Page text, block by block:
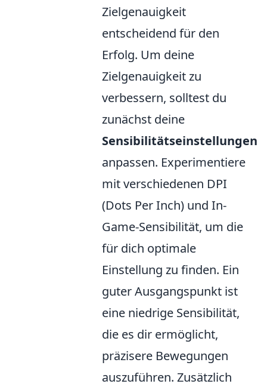
Zielgenauigkeit
entscheidend für den
Erfolg. Um deine
Zielgenauigkeit zu
verbessern, solltest du
zunächst deine
Sensibilitätseinstellungen
anpassen. Experimentiere
mit verschiedenen DPI
(Dots Per Inch) und In-
Game-Sensibilität, um die
für dich optimale
Einstellung zu finden. Ein
guter Ausgangspunkt ist
eine niedrige Sensibilität,
die es dir ermöglicht,
präzisere Bewegungen
auszuführen. Zusätzlich